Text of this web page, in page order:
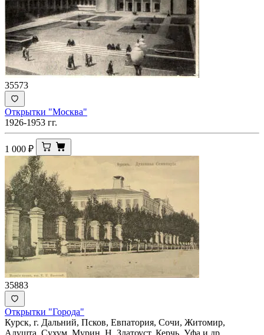
35573
Открытки "Москва"
1926-1953 гг.
1 000 ₽
35883
Открытки "Города"
Курск, г. Дальний, Псков, Евпатория, Сочи, Житомир,
Алушта, Сухум, Мурин, Н. Златоуст, Керчь. Уфа и др..